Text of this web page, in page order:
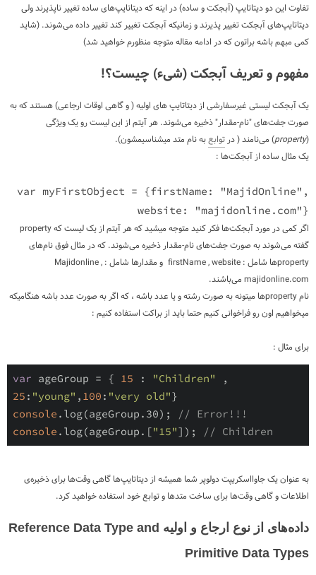
تفاوت این دو دیتاتایپ (آبجکت و ساده) در اینه که دیتاتایپ‌های ساده تغییر ناپذیرند ولی
دیتاتایپ‌های آبجکت تغییر پذیرند و زمانیکه آبجکت تغییر کند تغییر داده می‌شوند. (شاید
کمی مبهم باشه براتون که در ادامه مقاله متوجه منظورم خواهید شد)
مفهوم و تعریف آبجکت (شی‌ء) چیست؟!
یک آبجکت لیستی غیرسفارشی از دیتاتایپ های اولیه ( و گاهی اوقات ارجاعی) هستند که به
صورت جفت‌های "نام-مقدار" ذخیره می‌شوند. هر آیتم از این لیست رو یک ویژگی
(
property) می‌نامند ( در توابعبه نام متد میشناسیمشون).
یک مثال ساده از آبجکت‌ها :
var myFirstObject = {firstName: "MajidOnline",
website: "majidonline.com"}
اگر کمی در مورد آبجکت‌ها فکر کنید متوجه میشید که هر آیتم از یک لیست کهproperty
گفته می‌شوند به صورت جفت‌های نام-مقدار ذخیره می‌شوند. که در مثال فوق نام‌های
property‌ها شامل : firstName , website و مقدارها شامل : Majidonline ,
majidonline.com می‌باشند.
نامpropertyها میتونه به صورت رشته و یا عدد باشه ، که اگر به صورت عدد باشه هنگامیکه
میخواهیم اون رو فراخوانی کنیم حتما باید از براکت استفاده کنیم :
برای مثال :
var ageGroup = { 15 : "Children"
25 : "young" , 100 : "very old"
console .log(ageGroup.30);
// Error!!!
console .log(ageGroup.["15"]); // Children
به عنوان یک جاوااسکریپت دولوپر شما همیشه از دیتاتایپ‌ها گاهی وقت‌ها برای ذخیره‌ی
اطلاعات و گاهی وقت‌ها برای ساخت متدها و توابع خود استفاده خواهید کرد.
داده‌های از نوع ارجاع و اولیه Reference Data Type and
Primitive Data Types